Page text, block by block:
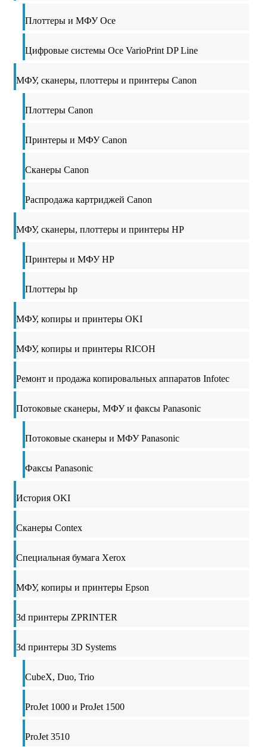
Плоттеры и МФУ Oce
Цифровые системы Oce VarioPrint DP Line
МФУ, сканеры, плоттеры и принтеры Canon
Плоттеры Canon
Принтеры и МФУ Canon
Сканеры Canon
Распродажа картриджей Canon
МФУ, сканеры, плоттеры и принтеры HP
Принтеры и МФУ HP
Плоттеры hp
МФУ, копиры и принтеры OKI
МФУ, копиры и принтеры RICOH
Ремонт и продажа копировальных аппаратов Infotec
Потоковые сканеры, МФУ и факсы Panasonic
Потоковые сканеры и МФУ Panasonic
Факсы Panasonic
История OKI
Сканеры Contex
Специальная бумага Xerox
МФУ, копиры и принтеры Epson
3d принтеры ZPRINTER
3d принтеры 3D Systems
CubeX, Duo, Trio
ProJet 1000 и ProJet 1500
ProJet 3510